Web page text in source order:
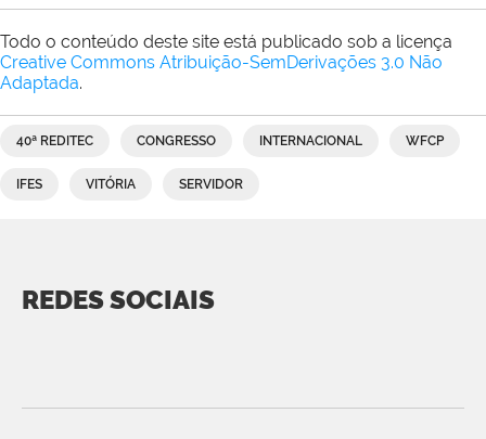
Todo o conteúdo deste site está publicado sob a licença
Creative Commons Atribuição-SemDerivações 3.0 Não
Adaptada.
40ª REDITEC CONGRESSO INTERNACIONAL WFCP
IFES VITÓRIA SERVIDOR
REDES SOCIAIS